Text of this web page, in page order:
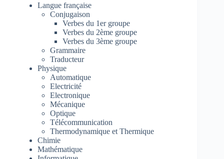
Langue française
Conjugaison
Verbes du 1er groupe
Verbes du 2ème groupe
Verbes du 3ème groupe
Grammaire
Traducteur
Physique
Automatique
Electricité
Electronique
Mécanique
Optique
Télécommunication
Thermodynamique et Thermique
Chimie
Mathématique